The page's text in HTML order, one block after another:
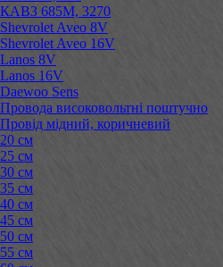
КАВЗ 685М, 3270
Shevrolet Aveo 8V
Shevrolet Aveo 16V
Lanos 8V
Lanos 16V
Daewoo Sens
Провода високовольтні поштучно
Провід мідний, коричневий
20 см
25 см
30 см
35 см
40 см
45 см
50 см
55 см